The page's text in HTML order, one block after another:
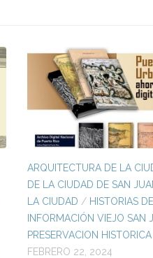
ARQUITECTURA DE LA
DE LA CIUDAD DE SAN
LA CIUDAD / HISTORIAS
INFORMACIÓN VIEJO SAN
PRESERVACION HISTORICA
FEBRERO 22, 2024